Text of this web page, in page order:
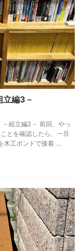
編3－
組立編2－ 前回、やっ
とを確認したら、一旦
木工ボンドで接着 ...